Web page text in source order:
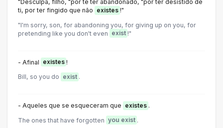
"Desculpa, filho, "por te ter abandonado, "por ter desistido de
ti, por ter fingido que não existes !"
"I'm sorry, son, for abandoning you, for giving up on you, for
pretending like you don't even exist !"
- Afinal existes !
Bill, so you do exist .
- Aqueles que se esqueceram que existes .
The ones that have forgotten you exist .